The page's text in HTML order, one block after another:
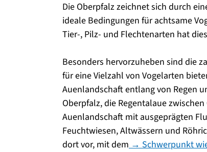
Die Oberpfalz zeichnet sich durch
ideale Bedingungen für achtsame
Tier-, Pilz- und Flechtenarten hat
Besonders hervorzuheben sind die
für eine Vielzahl von Vogelarten
Auenlandschaft entlang von Regen
Oberpfalz, die Regentalaue
Auenlandschaft mit ausgeprägten
Feuchtwiesen, Altwässern und
dort vor, mit dem→ Schwerpunkt